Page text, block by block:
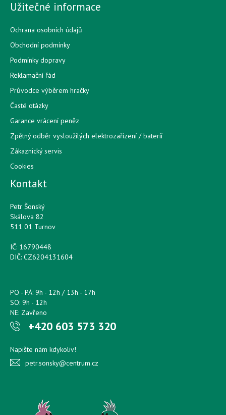
Užitečné informace
Ochrana osobních údajů
Obchodní podmínky
Podmínky dopravy
Reklamační řád
Průvodce výběrem hračky
Časté otázky
Garance vrácení peněz
Zpětný odběr vysloužilých elektrozařízení / bateríí
Zákaznický servis
Cookies
Kontakt
Petr Šonský
Skálova 82
511 01 Turnov
IČ: 16790448
DIČ: CZ6204131604
PO - PÁ: 9h - 12h / 13h - 17h
SO: 9h - 12h
NE: Zavřeno
+420 603 573 320
Napište nám kdykoliv!
petr.sonsky@centrum.cz